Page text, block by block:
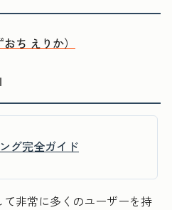
ち えりか）
グ完全ガイド
非常に多くのユーザーを持